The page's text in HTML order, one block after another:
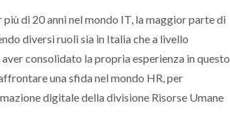
di 20 anni nel mondo IT, la maggior parte di
diversi ruoli sia in Italia che a livello
consolidato la propria esperienza in questo
una sfida nel mondo HR, per
digitale della divisione Risorse Umane